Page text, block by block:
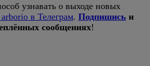
узнавать о выходе новых
в Телеграм. Подпишись и
сообщениях!